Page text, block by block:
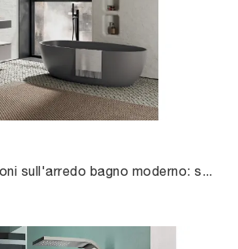
Ottieni informazioni sull'arredo bagno moderno: sanitari in resina minerale come il modello Giada di Agha ti attendono.